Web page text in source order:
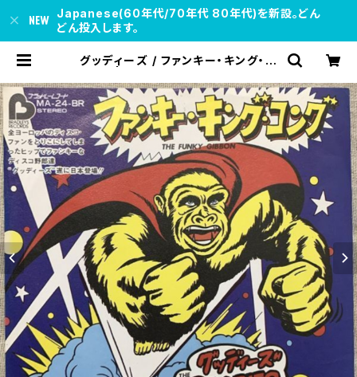
Japanese(60年代/70年代 80年代)を新設。どん
どん投入します。
グッディーズ / ファンキー・キング・コ